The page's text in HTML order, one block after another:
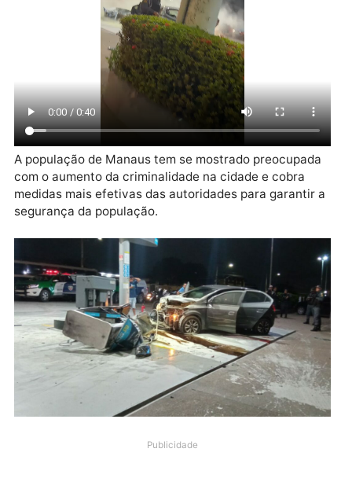
A população de Manaus tem se mostrado
com o aumento da criminalidade na cidade e cobra
medidas mais efetivas das autoridades para
segurança da população.